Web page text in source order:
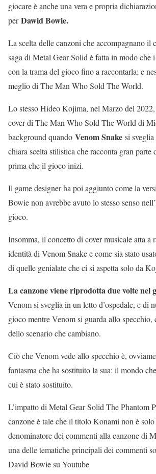
giocare è anche una vera e propria
perDawid Bowie.
La scelta delle canzoni che accompagnano il
saga di Metal Gear Solid è fatta in modo che
con la trama del gioco fino a raccontarla; e
meglio di The Man Who Sold The World.
Lo stesso Hideo Kojima, nel Marzo del
cover di The Man Who Sold The World di
background quando Venom Snake si
chiara scelta stilistica che racconta gran parte
prima che il gioco inizi.
Il game designer ha poi aggiunto come la
Bowie non avrebbe avuto lo stesso senso
gioco.
Insomma, il concetto di cover musicale atta a
identità di Venom Snake e come sia stato
di quelle genialate che ci si aspetta solo da
La canzone viene riprodotta due volte nel
Venom si sveglia in un letto d’ospedale, e di
gioco mentre Venom si guarda allo
dello scenario che cambiano.
Ciò che Venom vede allo specchio è,
fantasma che ha sostituito la sua: il mondo
cui è stato sostituito.
L’impatto di Metal Gear Solid The Phantom
canzone è tale che il titolo Konami non è
denominatore dei commenti alla canzone di
una delle tematiche principali dei commenti
David Bowie su Youtube